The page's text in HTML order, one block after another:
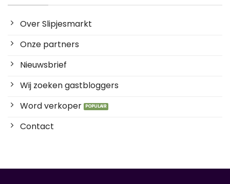
Over Slipjesmarkt
Onze partners
Nieuwsbrief
Wij zoeken gastbloggers
Word verkoper
Contact